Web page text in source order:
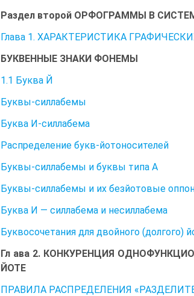
Раздел второй ОРФОГРАММЫ В
Глава 1. ХАРАКТЕРИСТИКА
БУКВЕННЫЕ ЗНАКИ ФОНЕМЫ
1.1 Буква Й
Буквы-силлабемы
Буква И-силлабема
Распределение букв-йотоносителей
Буквы-силлабемы и буквы типа А
Буквы-силлабемы и их безйотовые
Буква И — силлабема и несиллабема
Буквосочетания для двойного (долгого)
Гл ава 2. КОНКУРЕНЦИЯ
ЙОТЕ
ПРАВИЛА РАСПРЕДЕЛЕНИЯ